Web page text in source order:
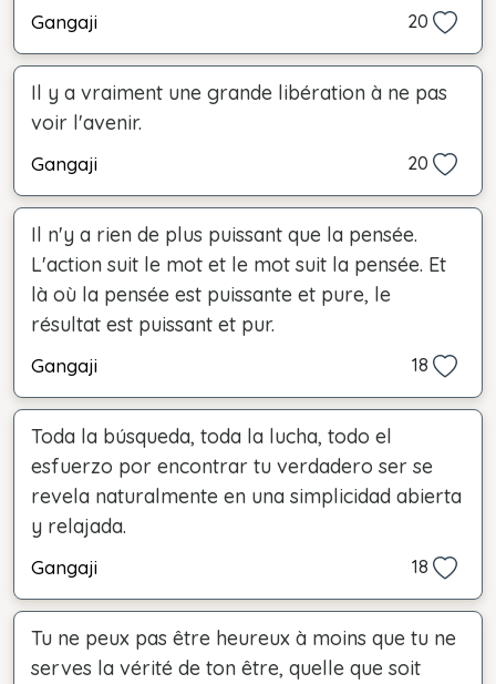
Gangaji 20
Il y a vraiment une grande libération à ne pas
voir l'avenir.
Gangaji 20
Il n'y a rien de plus puissant que la pensée.
L'action suit le mot et le mot suit la pensée. Et
là où la pensée est puissante et pure, le
résultat est puissant et pur.
Gangaji 18
Toda la búsqueda, toda la lucha, todo el
esfuerzo por encontrar tu verdadero ser se
revela naturalmente en una simplicidad abierta
y relajada.
Gangaji 18
Tu ne peux pas être heureux à moins que tu ne
serves la vérité de ton être, quelle que soit